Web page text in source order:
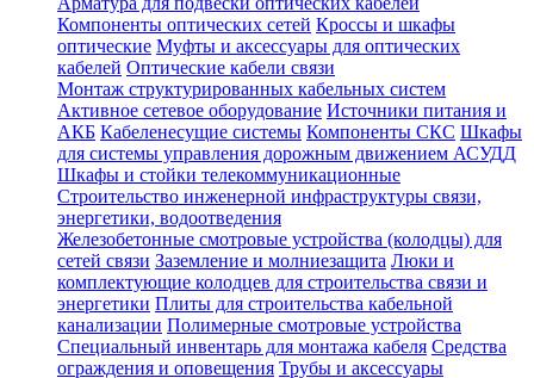
Компоненты оптических сетей Кроссы и шкафы
оптические Муфты и аксессуары для оптических
кабелей Оптические кабели связи
Монтаж структурированных кабельных систем
Активное сетевое оборудование Источники питания и
АКБ Кабеленесущие системы Компоненты СКС Шкафы
для системы управления дорожным движением АСУДД
Шкафы и стойки телекоммуникационные
Строительство инженерной инфраструктуры связи,
энергетики, водоотведения
Железобетонные смотровые устройства (колодцы) для
сетей связи Заземление и молниезащита Люки и
комплектующие колодцев для строительства связи и
энергетики Плиты для строительства кабельной
канализации Полимерные смотровые устройства
Специальный инвентарь для монтажа кабеля Средства
ограждения и оповещения Трубы и аксессуары